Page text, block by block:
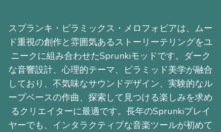
スプランキ・ピラミックス・メロフォビアは、ムー
ド重視の創作と雰囲気あるストーリーテリングをユ
ニークに組み合わせたSprunkiモッドです。ダーク
な音響設計、心理的テーマ、ピラミッド美学が融合
しており、不気味なサウンドデザイン、実験的なル
ープベースの作曲、探索して見つける楽しみを求め
るクリエイターに最適です。長年のSprunkiプレイ
ヤーでも、インタラクティブな音楽ツールが初めて